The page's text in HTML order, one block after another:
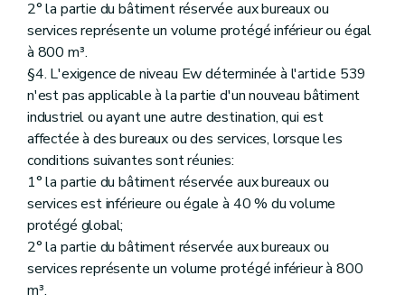
2° la partie du bâtiment réservée aux bureaux ou
services représente un volume protégé inférieur ou égal
à 800 m³.
§4. L'exigence de niveau Ew déterminée à l'article 539
n'est pas applicable à la partie d'un nouveau bâtiment
industriel ou ayant une autre destination, qui est
affectée à des bureaux ou des services, lorsque les
conditions suivantes sont réunies:
1° la partie du bâtiment réservée aux bureaux ou
services est inférieure ou égale à 40 % du volume
protégé global;
2° la partie du bâtiment réservée aux bureaux ou
services représente un volume protégé inférieur à 800
m³.